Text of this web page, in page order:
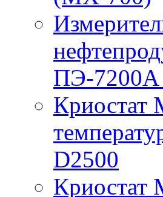
ПЭ-
D2500